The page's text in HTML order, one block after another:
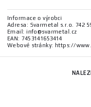
Informace o výrobci
Adresa: Svarmetal s.r.o. 742
Email: info@svarmetal.cz
EAN: 7453141653414
Webové stránky: https://